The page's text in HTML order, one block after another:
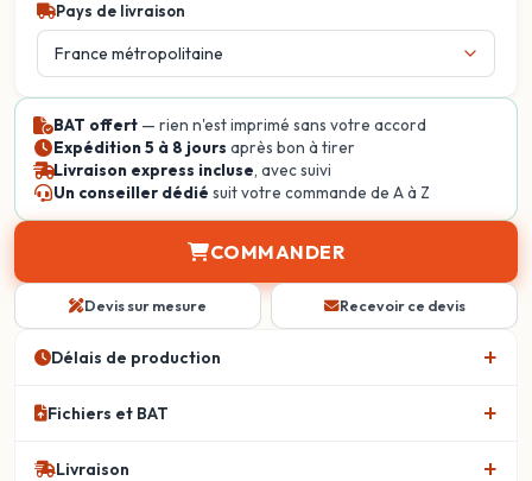
Pays de livraison
BAT offert — rien n'est imprimé sans votre accord
Expédition 5 à 8 jours après bon à tirer
Livraison express incluse, avec suivi
Un conseiller dédié suit votre commande de A à Z
COMMANDER
Devis sur mesure Recevoir ce devis
Délais de production
Fichiers et BAT
Livraison